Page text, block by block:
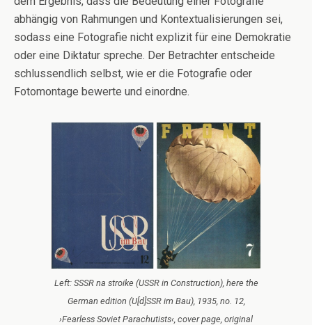
abhängig von Rahmungen und Kontextualisierungen sei,
sodass eine Fotografie nicht explizit für eine Demokratie
oder eine Diktatur spreche. Der Betrachter entscheide
schlussendlich selbst, wie er die Fotografie oder
Fotomontage bewerte und einordne.
Left: SSSR na stroike (USSR in Construction), here the
German edition (U[d]SSR im Bau), 1935, no. 12,
›Fearless Soviet Parachutists‹, cover page, original